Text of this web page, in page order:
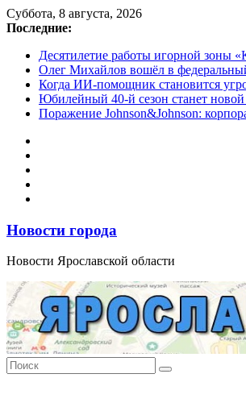
Перейти
к
Суббота, 8 августа, 2026
Последние:
Десятилетие работы игорной зоны
Олег Михайлов вошёл в
Когда ИИ-помощник становится
Юбилейный 40-й сезон станет
Поражение Johnson&Johnson:
Новости города
Новости Ярославской области